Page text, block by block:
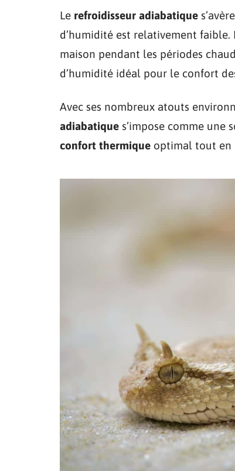
Le refroidisseur adiabatique
d’humidité est relativement
maison pendant les périodes
d’humidité idéal pour le confort
Avec ses nombreux atouts
adiabatique s’impose comme
confort thermique optimal tout en